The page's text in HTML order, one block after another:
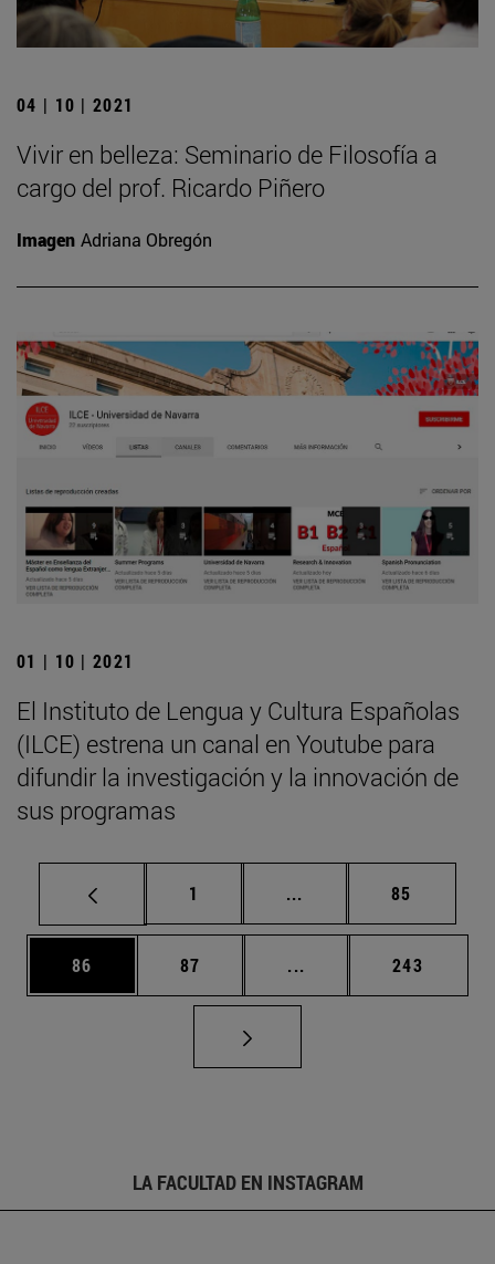
04 | 10 | 2021
Vivir en belleza: Seminario de Filosofía a
cargo del prof. Ricardo Piñero
Imagen Adriana Obregón
01 | 10 | 2021
El Instituto de Lengua y Cultura Españolas
(ILCE) estrena un canal en Youtube para
difundir la investigación y la innovación de
sus programas
Página
1 ... Páginas intermedias
Página
85
Página
86 Página
87 ... Páginas intermedias
Página
243
LA FACULTAD EN INSTAGRAM